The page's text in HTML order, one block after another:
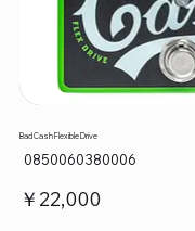
Bad Cash Flexible Drive
SKU：
0850060380006
価
格
￥22,000